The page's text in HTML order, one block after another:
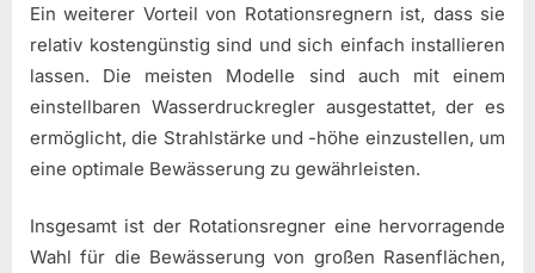
Ein weiterer Vorteil von Rotationsregnern ist, dass sie
relativ kostengünstig sind und sich einfach installieren
lassen. Die meisten Modelle sind auch mit einem
einstellbaren Wasserdruckregler ausgestattet, der es
ermöglicht, die Strahlstärke und -höhe einzustellen, um
eine optimale Bewässerung zu gewährleisten.
Insgesamt ist der Rotationsregner eine hervorragende
Wahl für die Bewässerung von großen Rasenflächen,